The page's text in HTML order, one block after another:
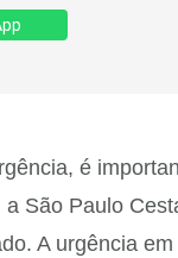
é
São Paulo
A urgência